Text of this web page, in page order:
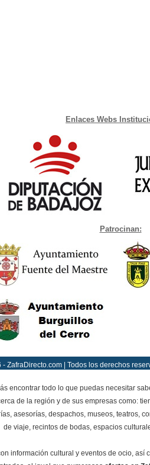
Enlaces Webs
Patrocinan:
ZafraDirecto.com | Todos los derechos
encontrar todo lo que puedas necesitar
de la región y de sus empresas como:
asesorías, despachos, museos, teatros,
de viaje, recintos de bodas, espacios
información cultural y eventos de ocio, así